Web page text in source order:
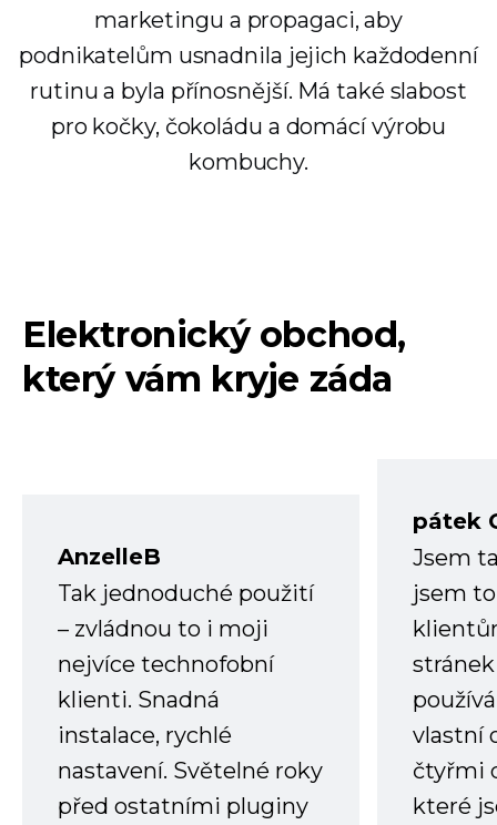
marketingu a propagaci, aby
podnikatelům usnadnila jejich každodenní
rutinu a byla přínosnější. Má také slabost
pro kočky, čokoládu a domácí výrobu
kombuchy.
Elektronický obchod,
který vám kryje záda
AnzelleB
Tak jednoduché použití
– zvládnou to i moji
nejvíce technofobní
klienti. Snadná
instalace, rychlé
nastavení. Světelné roky
před ostatními pluginy
pátek
Jsem
jsem
vlastní
čtyřmi
které